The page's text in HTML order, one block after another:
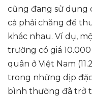
cũng đang sử dụng
cả phải chăng để
khác nhau. Ví dụ,
trường có giá
quân ở Việt Nam
trong những dịp
bình thường đã trở